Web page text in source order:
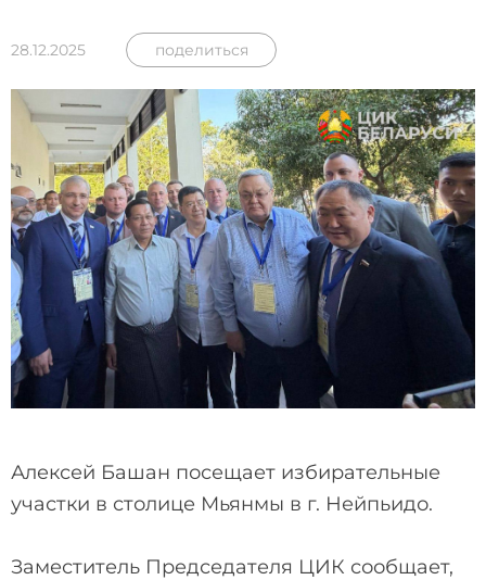
28.12.2025 поделиться
Алексей Башан посещает избирательные
участки в столице Мьянмы в г. Нейпьидо.
️Заместитель Председателя ЦИК сообщает,